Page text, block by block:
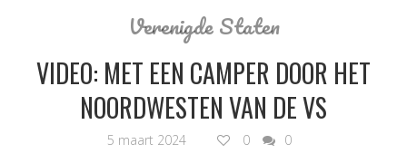
Verenigde Staten
VIDEO: MET EEN CAMPER DOOR HET
NOORDWESTEN VAN DE VS
5 maart 2024 0 0